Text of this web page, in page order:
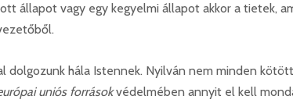
állapot vagy egy kegyelmi állapot akkor a tietek,
dolgozunk hála Istennek. Nyilván nem minden
uniós forrásokvédelmében annyit el kell